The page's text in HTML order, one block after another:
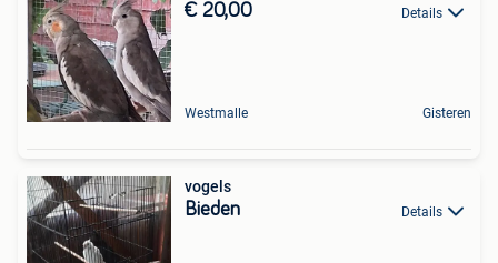
€ 20,00 Details
Westmalle Gisteren
vogels
Bieden Details